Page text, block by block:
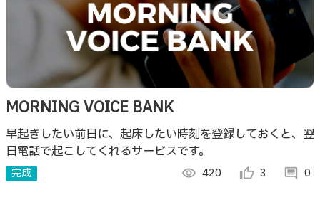
MORNING VOICE BANK
早起きしたい前日に、起床したい時刻を登録しておくと、翌
日電話で起こしてくれるサービスです。
完成 visibility 420 thumb_up_alt 3 comment 0